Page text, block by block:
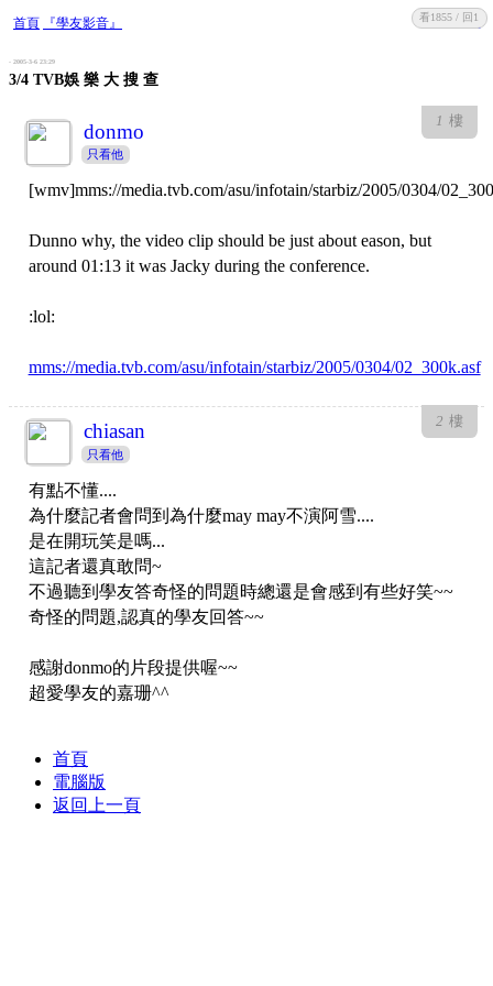
首頁 『學友影音』 收藏 回復
- 2005-3-6 23:29
3/4 TVB娛 樂 大 搜 查
看1855 / 回1
1 樓
donmo
只看他
[wmv]mms://media.tvb.com/asu/infotain/starbiz/2005/0304/
Dunno why, the video clip should be just about eason, but
around 01:13 it was Jacky during the conference.
:lol:
mms://media.tvb.com/asu/infotain/starbiz/2005/0304/02_300k.asf
2 樓
chiasan
只看他
有點不懂....
為什麼記者會問到為什麼may may不演阿雪....
是在開玩笑是嗎...
這記者還真敢問~
不過聽到學友答奇怪的問題時總還是會感到有些好笑~~
奇怪的問題,認真的學友回答~~
感謝donmo的片段提供喔~~
超愛學友的嘉珊^^
首頁
電腦版
返回上一頁